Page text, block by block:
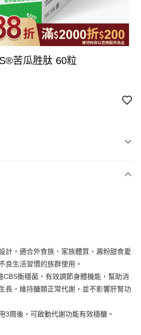
苦瓜胜肽 60粒
計，適合外食族、家族體質、澱粉甜食愛
良生活習慣的族群使用。
CBS衡穩菌，有效調節身體機能，幫助消
長，維持醣類正常代謝，並不影響肝腎功
3周後，可啟動代謝功能有效穩醣。